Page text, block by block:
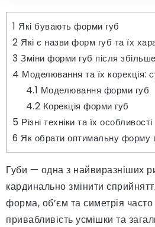
1 Які бувають форми губ
2 Які є назви форм губ та їх
3 Зміни форми губ після
4 Моделювання та їх корекція:
4.1 Моделювання форми губ
4.2 Корекція форми губ
5 Різні техніки та їх особливості
6 Як обрати оптимальну форму
Губи — одна з найвиразніших
кардинально змінити
форма, об’єм та симетрія
привабливість усмішки та